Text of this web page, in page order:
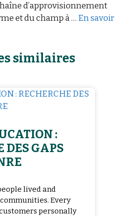
d’approvisionnement
et du champ à … En savoir
similaires
:
DES GAPS
lived and
Every
personally